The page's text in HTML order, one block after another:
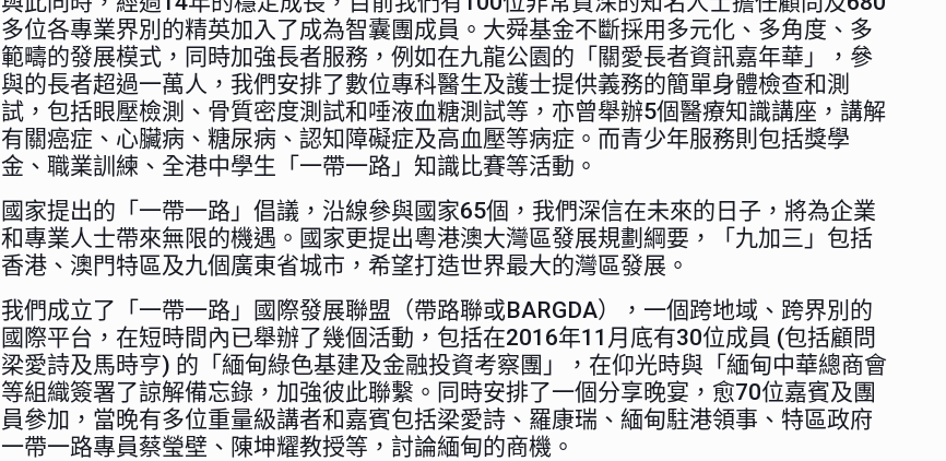
多位各專業界別的精英加入了成為智囊團成員。大舜基金不斷採用多元化、多角度、多
範疇的發展模式，同時加強長者服務，例如在九龍公園的「關愛長者資訊嘉年華」，參
與的長者超過一萬人，我們安排了數位專科醫生及護士提供義務的簡單身體檢查和測
試，包括眼壓檢測、骨質密度測試和唾液血糖測試等，亦曾舉辦5個醫療知識講座，講解
有關癌症、心臟病、糖尿病、認知障礙症及高血壓等病症。而青少年服務則包括獎學
金、職業訓練、全港中學生「一帶一路」知識比賽等活動。
國家提出的「一帶一路」倡議，沿線參與國家65個，我們深信在未來的日子，將為企業
和專業人士帶來無限的機遇。國家更提出粵港澳大灣區發展規劃綱要，「九加三」包括
香港、澳門特區及九個廣東省城市，希望打造世界最大的灣區發展。
我們成立了「一帶一路」國際發展聯盟（帶路聯或BARGDA），一個跨地域、跨界別的
國際平台，在短時間內已舉辦了幾個活動，包括在2016年11月底有30位成員 (包括顧問
梁愛詩及馬時亨) 的「緬甸綠色基建及金融投資考察團」，在仰光時與「緬甸中華總商會
等組織簽署了諒解備忘錄，加強彼此聯繫。同時安排了一個分享晚宴，愈70位嘉賓及團
員參加，當晚有多位重量級講者和嘉賓包括梁愛詩、羅康瑞、緬甸駐港領事、特區政府
一帶一路專員蔡瑩壁、陳坤耀教授等，討論緬甸的商機。